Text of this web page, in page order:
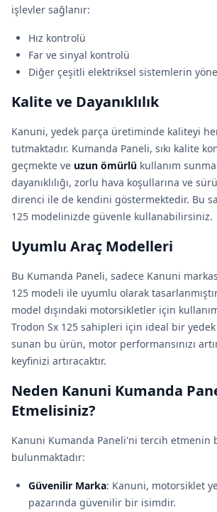
işlevler sağlanır:
Hız kontrolü
Far ve sinyal kontrolü
Diğer çeşitli elektriksel sistemlerin
Kalite ve Dayanıklılık
Kanuni, yedek parça üretiminde kaliteyi
tutmaktadır. Kumanda Paneli, sıkı kalite
geçmekte ve uzun ömürlü kullanım
dayanıklılığı, zorlu hava koşullarına ve
direnci ile de kendini göstermektedir. Bu
125 modelinizde güvenle kullanabilirsiniz.
Uyumlu Araç Modelleri
Bu Kumanda Paneli, sadece Kanuni
125 modeli ile uyumlu olarak
model dışındaki motorsikletler için
Trodon Sx 125 sahipleri için ideal bir
sunan bu ürün, motor performansınızı
keyfinizi artıracaktır.
Neden Kanuni Kumanda
Etmelisiniz?
Kanuni Kumanda Paneli'ni tercih etmenin
bulunmaktadır:
Güvenilir Marka: Kanuni, motorsiklet
pazarında güvenilir bir isimdir.